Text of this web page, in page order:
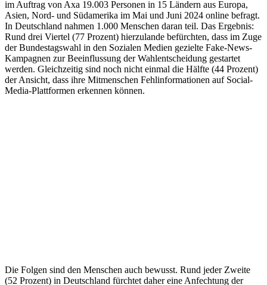
im Auftrag von Axa 19.003 Personen in 15 Ländern aus Europa,
Asien, Nord- und Südamerika im Mai und Juni 2024 online befragt.
In Deutschland nahmen 1.000 Menschen daran teil. Das Ergebnis:
Rund drei Viertel (77 Prozent) hierzulande befürchten, dass im Zuge
der Bundestagswahl in den Sozialen Medien gezielte Fake-News-
Kampagnen zur Beeinflussung der Wahlentscheidung gestartet
werden. Gleichzeitig sind noch nicht einmal die Hälfte (44 Prozent)
der Ansicht, dass ihre Mitmenschen Fehlinformationen auf Social-
Media-Plattformen erkennen können.
Die Folgen sind den Menschen auch bewusst. Rund jeder Zweite
(52 Prozent) in Deutschland fürchtet daher eine Anfechtung der